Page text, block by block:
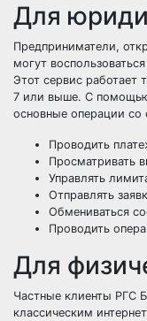
Для
Предприниматели,
могут
Этот сервис работает
7 или выше. С
основные операции со
Проводить
Просматривать
Управлять
Отправлять
Обмениваться
Проводить
Для
Частные клиенты РГС
классическим